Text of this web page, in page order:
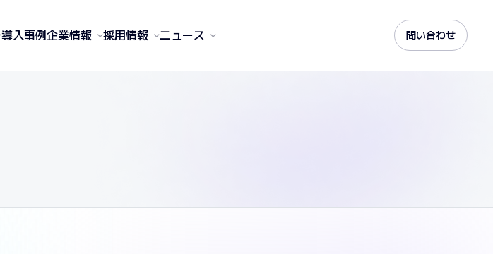
導入事例企業情報 採用情報 ニュース 問い合わせ